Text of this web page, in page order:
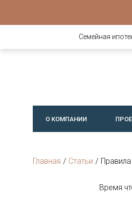
Семейная
О КОМПАНИИ
Главная / Статьи /
Время